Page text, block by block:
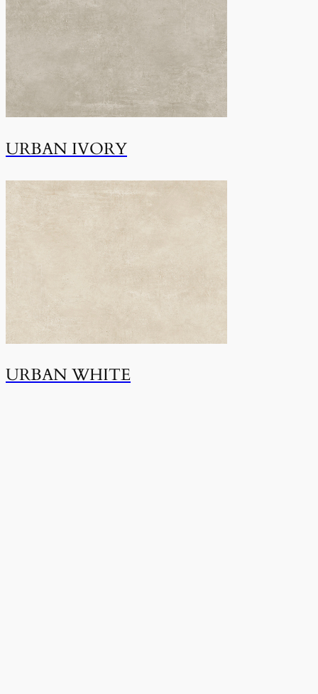
URBAN IVORY
URBAN WHITE